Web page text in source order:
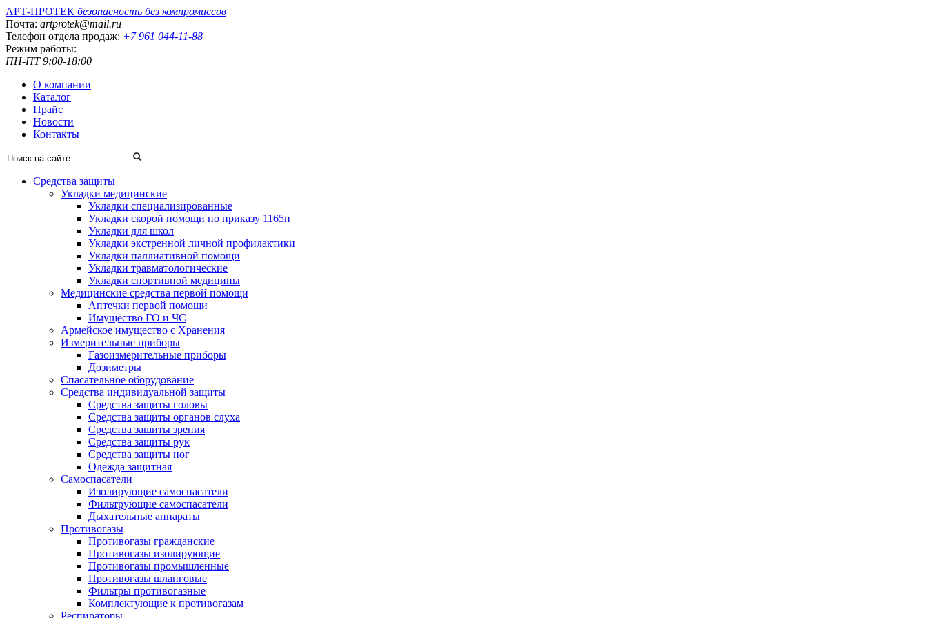
АРТ-ПРОТЕК безопасность без компромиссов
Почта: artprotek@mail.ru
Телефон отдела продаж: +7 961 044-11-88
Режим работы:
ПН-ПТ 9:00-18:00
О компании
Каталог
Прайс
Новости
Контакты
Средства защиты
Укладки медицинские
Укладки специализированные
Укладки скорой помощи по приказу 1165н
Укладки для школ
Укладки экстренной личной профилактики
Укладки паллиативной помощи
Укладки травматологические
Укладки спортивной медицины
Медицинские средства первой помощи
Аптечки первой помощи
Имущество ГО и ЧС
Армейское имущество с Хранения
Измерительные приборы
Газоизмерительные приборы
Дозиметры
Спасательное оборудование
Средства индивидуальной защиты
Средства защиты головы
Средства защиты органов слуха
Средства зашиты зрения
Средства защиты рук
Средства защиты ног
Одежда защитная
Самоспасатели
Изолирующие самоспасатели
Фильтрующие самоспасатели
Дыхательные аппараты
Противогазы
Противогазы гражданские
Противогазы изолирующие
Противогазы промышленные
Противогазы шланговые
Фильтры противогазные
Комплектующие к противогазам
Респираторы